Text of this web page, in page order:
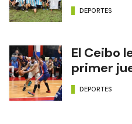
DEPORTES
El Ceibo
primer
DEPORTES